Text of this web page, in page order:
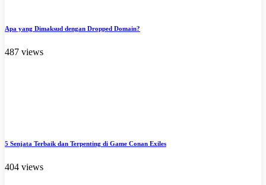
Apa yang Dimaksud dengan Dropped Domain?
487 views
5 Senjata Terbaik dan Terpenting di Game Conan Exiles
404 views